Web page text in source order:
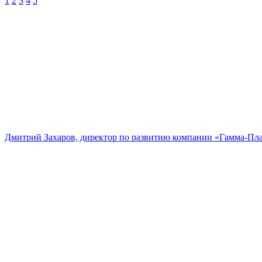
Дмитрий Захаров, директор по развитию компании «Гамма-